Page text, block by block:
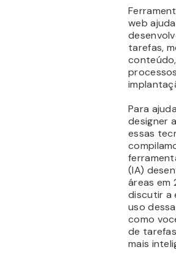
web
tarefas,
Para
designer
essas
(IA)
áreas em
discutir a
uso
como
de
mais